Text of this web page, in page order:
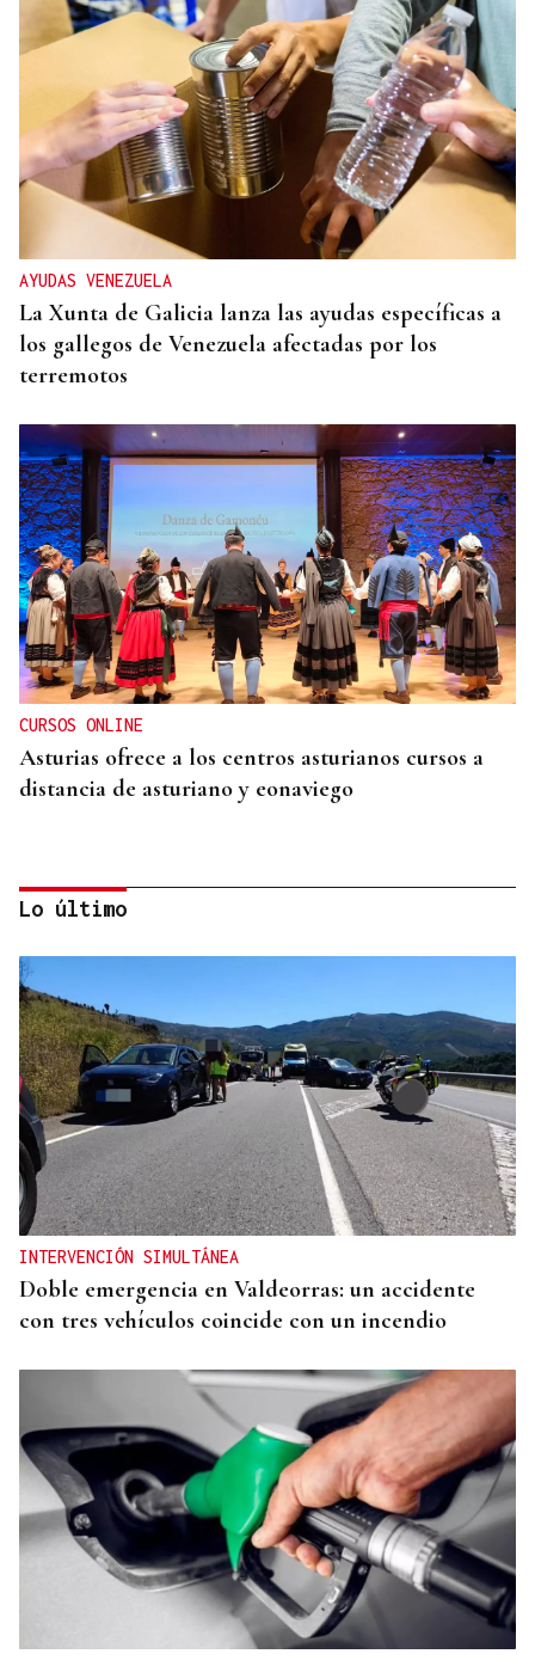
AYUDAS VENEZUELA
La Xunta de Galicia lanza las ayudas específicas a
los gallegos de Venezuela afectadas por los
terremotos
CURSOS ONLINE
Asturias ofrece a los centros asturianos cursos a
distancia de asturiano y eonaviego
CONCIERTO EN PARÍS
La música de Vigo conquista París con una misa
solemne y dos memorables conciertos
Lo último
INTERVENCIÓN SIMULTÁNEA
Doble emergencia en Valdeorras: un accidente
con tres vehículos coincide con un incendio